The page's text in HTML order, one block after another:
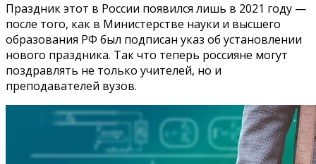
Праздник этот в России появился лишь в 2021 году —
после того, как в Министерстве науки и высшего
образования РФ был подписан указ об установлении
нового праздника. Так что теперь россияне могут
поздравлять не только учителей, но и
преподавателей вузов.